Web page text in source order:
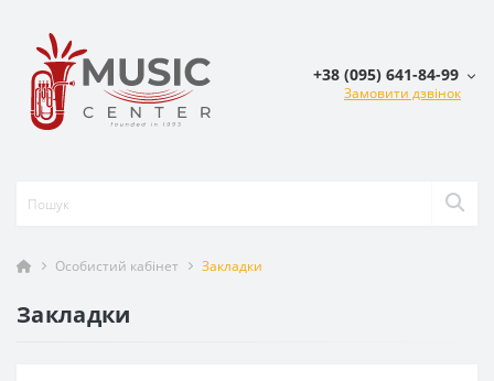
+38 (095) 641-84-99
Замовити дзвінок
Особистий кабінет Закладки
Закладки